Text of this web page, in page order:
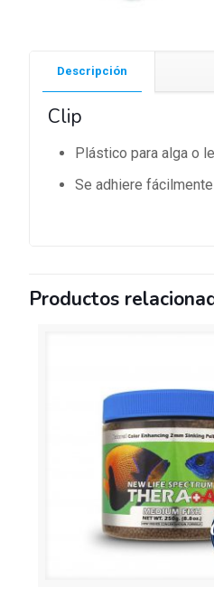
Descripción
Clip
Plástico para alga o
Se adhiere
Productos